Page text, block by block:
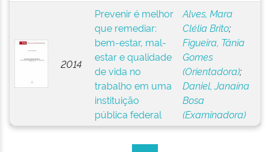
2014
Prevenir é melhor
que remediar:
bem-estar, mal-
estar e qualidade
de vida no
trabalho em uma
instituição
pública federal
Alves, Mara
Clélia Brito;
Figueira, Tânia
Gomes
(Orientadora);
Daniel, Janaína
Bosa
(Examinadora)